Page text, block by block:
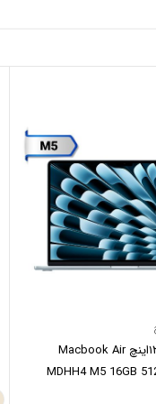
مک بوک ایر ۱۳.۶اینچ Macbook Air
MDHH4 M5 16GB